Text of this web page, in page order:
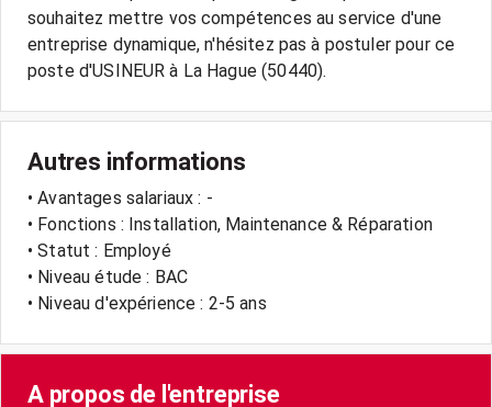
souhaitez mettre vos compétences au service d'une
entreprise dynamique, n'hésitez pas à postuler pour ce
Autres informations
• Avantages salariaux : -
• Fonctions : Installation, Maintenance & Réparation
• Statut : Employé
• Niveau étude : BAC
• Niveau d'expérience : 2-5 ans
A propos de l'entreprise